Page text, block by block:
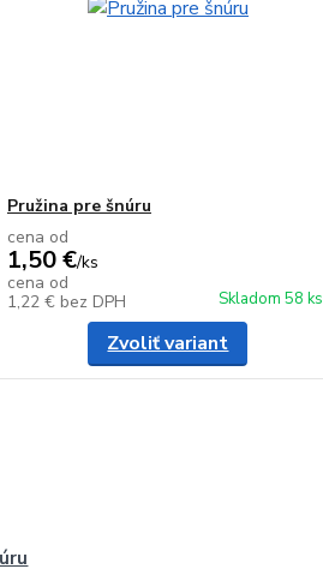
Pružina pre šnúru
cena od
1,50 €/ks
cena od
1,22 € bez DPH Skladom 58 ks
Zvoliť variant